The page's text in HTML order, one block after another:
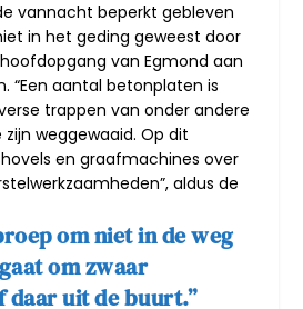
vannacht beperkt gebleven
in het geding geweest door
van Egmond aan
“Een aantal betonplaten is
trappen van onder andere
weggewaaid. Op dit
en graafmachines over
aldus de
om niet in de weg
om zwaar
uit de buurt.”